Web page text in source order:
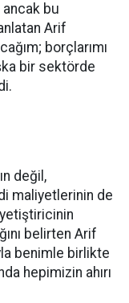
ancak bu
Arif
borçlarımı
bir sektörde
değil,
maliyetlerinin de
yetiştiricinin
belirten Arif
benimle birlikte
hepimizin ahırı